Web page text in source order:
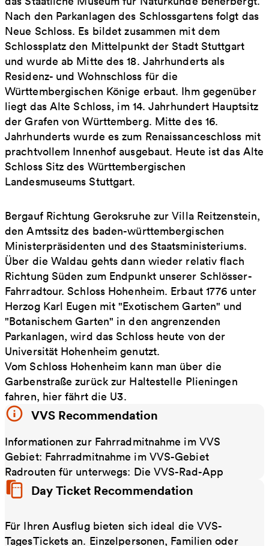
Nach den Parkanlagen des Schlossgartens folgt das
Neue Schloss. Es bildet zusammen mit dem
Schlossplatz den Mittelpunkt der Stadt Stuttgart
und wurde ab Mitte des 18. Jahrhunderts als
Residenz- und Wohnschloss für die
Württembergischen Könige erbaut. Ihm gegenüber
liegt das Alte Schloss, im 14. Jahrhundert Hauptsitz
der Grafen von Württemberg. Mitte des 16.
Jahrhunderts wurde es zum Renaissanceschloss mit
prachtvollem Innenhof ausgebaut. Heute ist das Alte
Schloss Sitz des Württembergischen
Landesmuseums Stuttgart.
Bergauf Richtung Geroksruhe zur Villa Reitzenstein,
den Amtssitz des baden-württembergischen
Ministerpräsidenten und des Staatsministeriums.
Über die Waldau gehts dann wieder relativ flach
Richtung Süden zum Endpunkt unserer Schlösser-
Fahrradtour. Schloss Hohenheim. Erbaut 1776 unter
Herzog Karl Eugen mit "Exotischem Garten" und
"Botanischem Garten" in den angrenzenden
Parkanlagen, wird das Schloss heute von der
Universität Hohenheim genutzt.
Vom Schloss Hohenheim kann man über die
Garbenstraße zurück zur Haltestelle Plieningen
fahren, hier fährt die U3.
VVS Recommendation
Informationen zur Fahrradmitnahme im VVS
Gebiet: Fahrradmitnahme im VVS-Gebiet
Radrouten für unterwegs: Die VVS-Rad-App
Day Ticket Recommendation
Für Ihren Ausflug bieten sich ideal die VVS-
TagesTickets an. Einzelpersonen, Familien oder